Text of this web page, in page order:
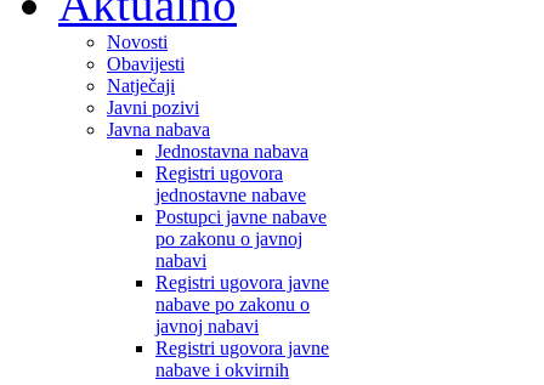
Novosti
Obavijesti
Natječaji
Javni pozivi
Javna nabava
Jednostavna nabava
Registri ugovora
jednostavne nabave
Postupci javne nabave
po zakonu o javnoj
nabavi
Registri ugovora javne
nabave po zakonu o
javnoj nabavi
Registri ugovora javne
nabave i okvirnih